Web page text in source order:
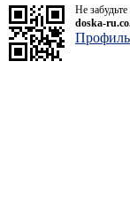
Не
doska-